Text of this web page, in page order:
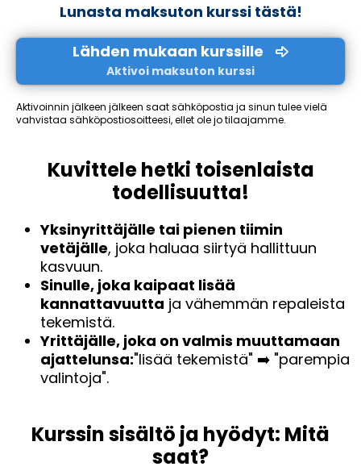
Lunasta maksuton kurssi tästä!
Lähden mukaan kurssille
Aktivoi maksuton kurssi
Aktivoinnin jälkeen jälkeen saat sähköpostia ja sinun tulee vielä
vahvistaa sähköpostiosoitteesi, ellet ole jo tilaajamme.
Kuvittele hetki toisenlaista
todellisuutta!
Yksinyrittäjälle tai pienen tiimin
vetäjälle, joka haluaa siirtyä hallittuun
kasvuun.
Sinulle, joka kaipaat lisää
kannattavuutta ja vähemmän repaleista
tekemistä.
Yrittäjälle, joka on valmis muuttamaan
ajattelunsa:"lisää tekemistä" ➡️ "parempia
valintoja".
Kurssin sisältö ja hyödyt: Mitä
saat?